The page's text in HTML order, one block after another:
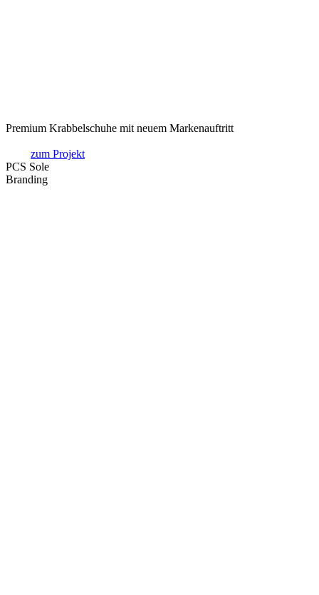
Premium Krabbelschuhe mit neuem Markenauftritt
zum Projekt
PCS Sole
Branding